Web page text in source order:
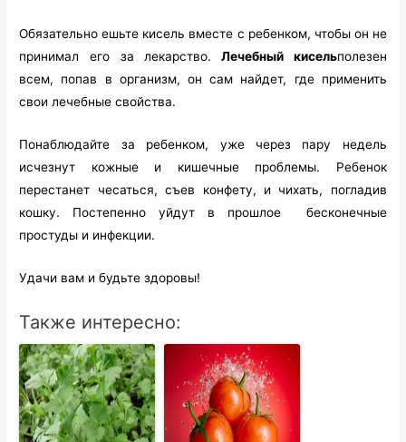
Обязательно ешьте кисель вместе с ребенком, чтобы он не
принимал его за лекарство. Лечебный кисельполезен
всем, попав в организм, он сам найдет, где применить
свои лечебные свойства.
Понаблюдайте за ребенком, уже через пару недель
исчезнут кожные и кишечные проблемы. Ребенок
перестанет чесаться, съев конфету, и чихать, погладив
кошку. Постепенно уйдут в прошлое бесконечные
простуды и инфекции.
Удачи вам и будьте здоровы!
Также интересно: